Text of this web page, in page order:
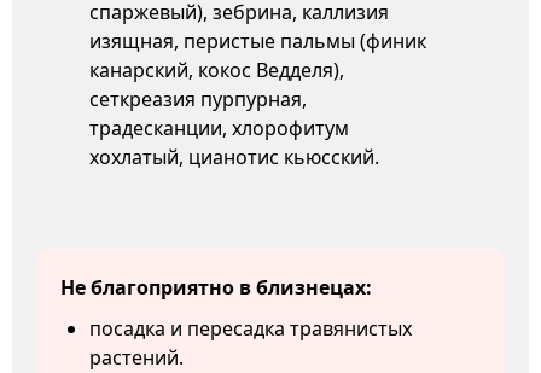
спаржевый), зебрина, каллизия
изящная, перистые пальмы (финик
канарский, кокос Ведделя),
сеткреазия пурпурная,
традесканции, хлорофитум
хохлатый, цианотис кьюсский.
Не благоприятно в близнецах:
посадка и пересадка травянистых
растений.